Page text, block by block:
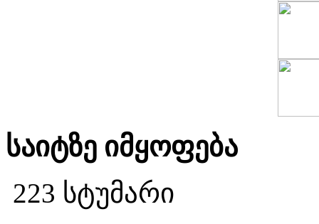
საიტზე იმყოფება
223 სტუმარი